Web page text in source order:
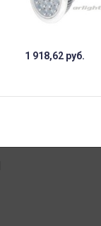
1 918,62 руб.